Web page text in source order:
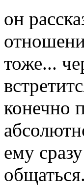
он
тоже...
конечно
ему